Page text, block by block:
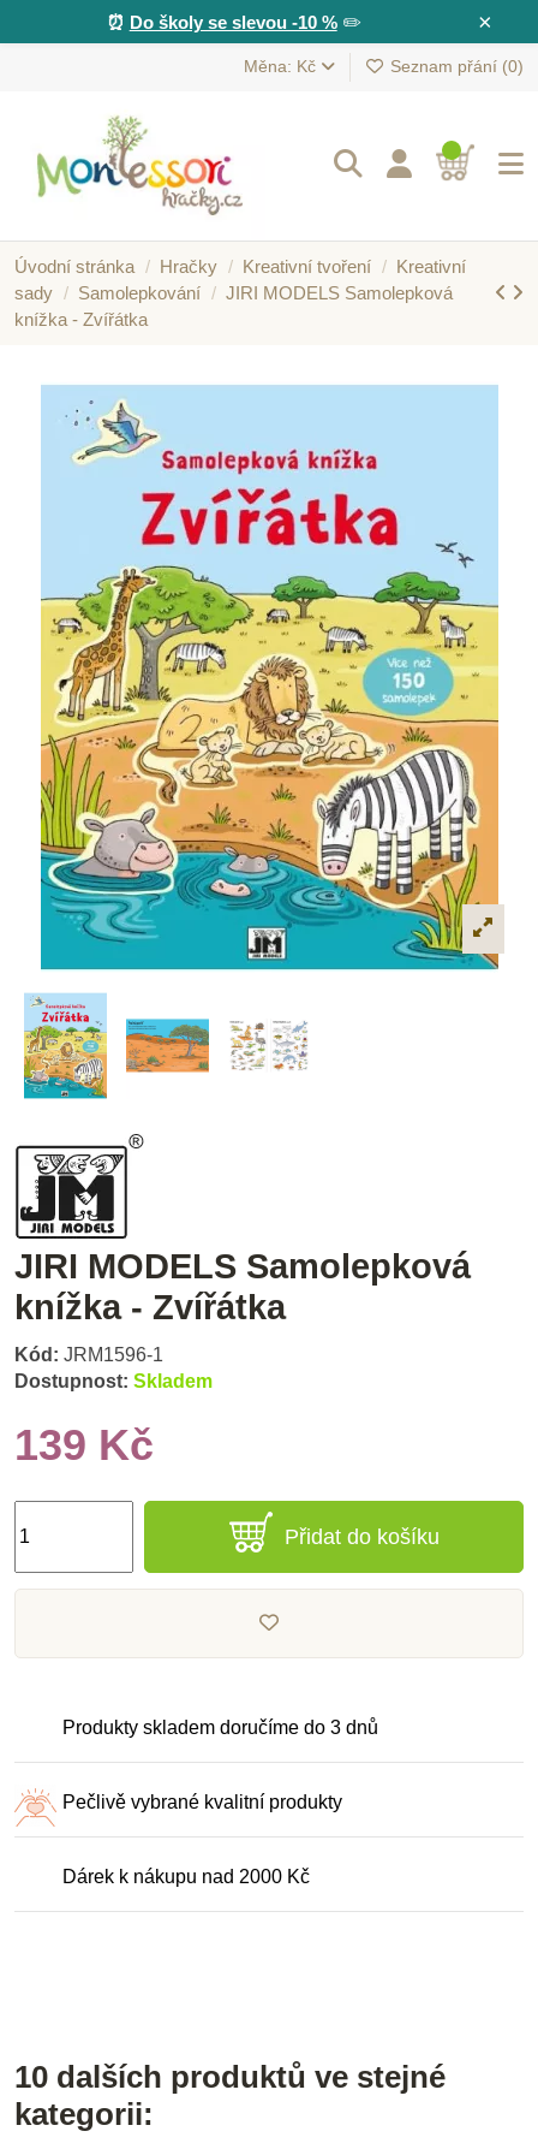
×
⏰ Do školy se slevou -10 %✏️
Měna: Kč Seznam přání (0)
Úvodní stránka Hračky Kreativní tvoření
Kreativní
sady
Samolepkování
JIRI MODELS Samolepková
knížka - Zvířátka
JIRI MODELS Samolepková
knížka - Zvířátka
Kód: JRM1596-1
Dostupnost: Skladem
139 Kč
Přidat do košíku
Produkty skladem doručíme do 3 dnů
Pečlivě vybrané kvalitní produkty
Dárek k nákupu nad 2000 Kč
10 dalších produktů ve stejné
kategorii: